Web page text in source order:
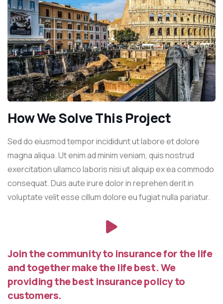
How We Solve This Project
Sed do eiusmod tempor incididunt ut labore et dolore
magna aliqua. Ut enim ad minim veniam, quis nostrud
exercitation ullamco laboris nisi ut aliquip ex ea commodo
consequat. Duis aute irure dolor in reprehen derit in
voluptate velit esse cillum dolore eu fugiat nulla pariatur.
Join the community to insurance for the life
and together make the life best. We
providing the best insurance policy to
customers.